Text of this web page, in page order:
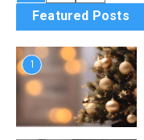
Featured Posts
1